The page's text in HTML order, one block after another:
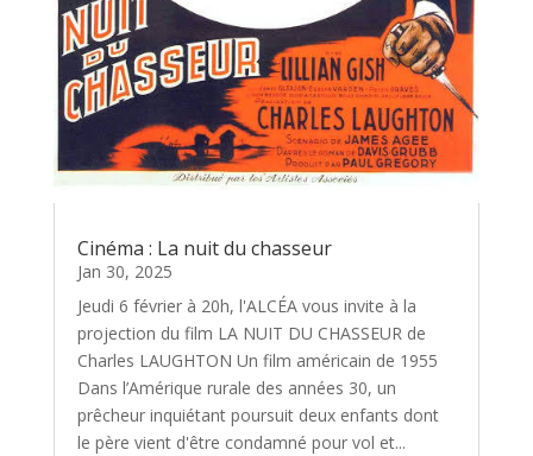
Cinéma : La nuit du chasseur
Jan 30, 2025
Jeudi 6 février à 20h, l'ALCÉA vous invite à la
projection du film LA NUIT DU CHASSEUR de
Charles LAUGHTON Un film américain de 1955
Dans l’Amérique rurale des années 30, un
prêcheur inquiétant poursuit deux enfants dont
le père vient d'être condamné pour vol et...